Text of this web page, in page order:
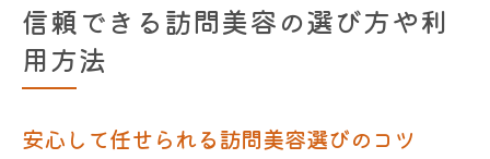
信頼できる訪問美容の選び方や利
用方法
安心して任せられる訪問美容選びのコツ